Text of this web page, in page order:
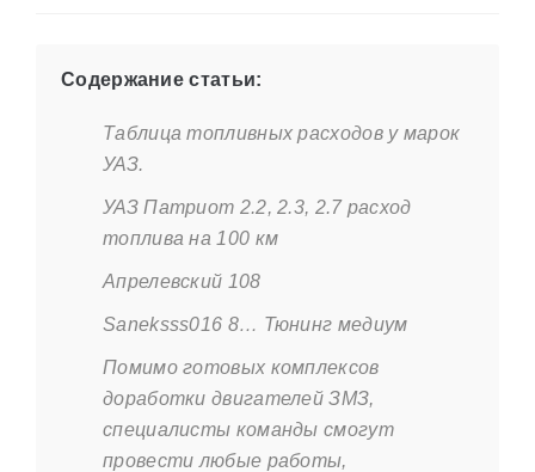
Содержание статьи:
Таблица топливных расходов у марок
УАЗ.
УАЗ Патриот 2.2, 2.3, 2.7 расход
топлива на 100 км
Апрелевский 108
Saneksss016 8… Тюнинг медиум
Помимо готовых комплексов
доработки двигателей ЗМЗ,
специалисты команды смогут
провести любые работы,